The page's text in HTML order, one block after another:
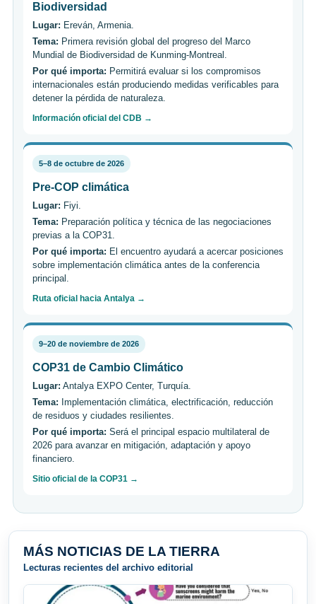
Biodiversidad
Lugar: Ereván, Armenia.
Tema: Primera revisión global del progreso del Marco
Mundial de Biodiversidad de Kunming-Montreal.
Por qué importa: Permitirá evaluar si los compromisos
internacionales están produciendo medidas verificables para
detener la pérdida de naturaleza.
Información oficial del CDB →
5–8 de octubre de 2026
Pre-COP climática
Lugar: Fiyi.
Tema: Preparación política y técnica de las negociaciones
previas a la COP31.
Por qué importa: El encuentro ayudará a acercar posiciones
sobre implementación climática antes de la conferencia
principal.
Ruta oficial hacia Antalya →
9–20 de noviembre de 2026
COP31 de Cambio Climático
Lugar: Antalya EXPO Center, Turquía.
Tema: Implementación climática, electrificación, reducción
de residuos y ciudades resilientes.
Por qué importa: Será el principal espacio multilateral de
2026 para avanzar en mitigación, adaptación y apoyo
financiero.
Sitio oficial de la COP31 →
MÁS NOTICIAS DE LA TIERRA
Lecturas recientes del archivo editorial